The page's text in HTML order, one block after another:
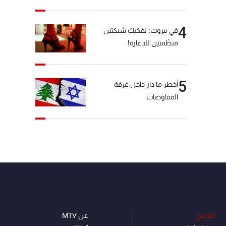
4في بيروت: تفكيك شبكتين
منظّمتين للدعارة!
5أخطر ما دار داخل غرفة
المفاوضات
البرامج
عن MTV